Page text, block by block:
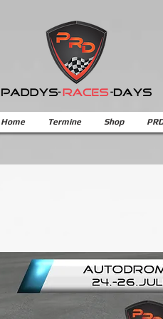
Home Termine Shop